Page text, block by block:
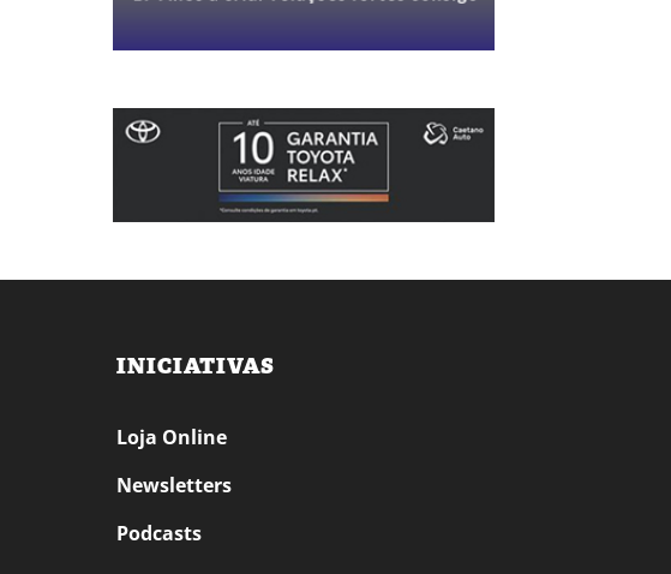
INICIATIVAS
Loja Online
Newsletters
Podcasts